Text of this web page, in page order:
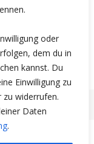
oder
dem du in
kannst. Du
Einwilligung zu
widerrufen.
Daten
.